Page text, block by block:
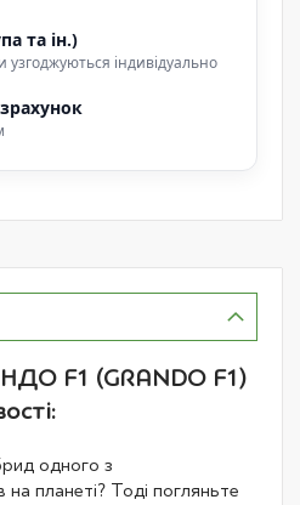
та ін.)
узгоджуються індивідуально
F1 (GRANDO F1)
одного з
планеті? Тоді погляньте